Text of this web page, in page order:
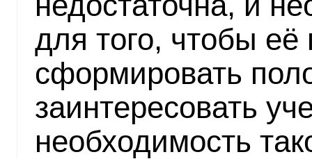
для того, чтобы её
сформировать
заинтересовать
необходимость